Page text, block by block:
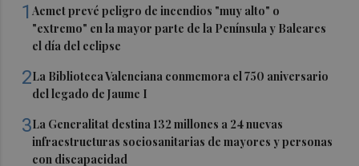
1Aemet prevé peligro de incendios "muy alto" o
"extremo" en la mayor parte de la Península y Baleares
el día del eclipse
2La Biblioteca Valenciana conmemora el 750 aniversario
del legado de Jaume I
3La Generalitat destina 132 millones a 24 nuevas
infraestructuras sociosanitarias de mayores y personas
con discapacidad